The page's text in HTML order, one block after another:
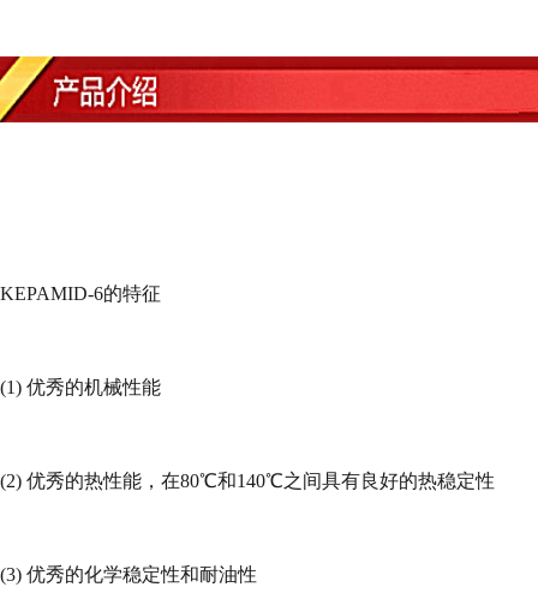
KEPAMID-6的特征
(1) 优秀的机械性能
(2) 优秀的热性能，在80℃和140℃之间具有良好的热稳定性
(3) 优秀的化学稳定性和耐油性